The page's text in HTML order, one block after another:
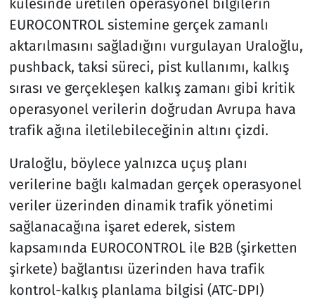
EUROCONTROL sistemine gerçek zamanlı
aktarılmasını sağladığını vurgulayan Uraloğlu,
pushback, taksi süreci, pist kullanımı, kalkış
sırası ve gerçekleşen kalkış zamanı gibi kritik
operasyonel verilerin doğrudan Avrupa hava
trafik ağına iletilebileceğinin altını çizdi.
Uraloğlu, böylece yalnızca uçuş planı
verilerine bağlı kalmadan gerçek operasyonel
veriler üzerinden dinamik trafik yönetimi
sağlanacağına işaret ederek, sistem
kapsamında EUROCONTROL ile B2B (şirketten
şirkete) bağlantısı üzerinden hava trafik
kontrol-kalkış planlama bilgisi (ATC-DPI)